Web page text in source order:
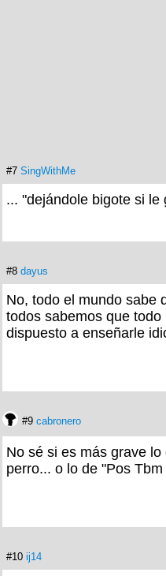
#7 SingWithMe
... "dejándole bigote si le
#8 dayus
No, todo el mundo sabe
todos sabemos que
dispuesto a enseñarle
#9 cabronero
No sé si es más grave
perro... o lo de "Pos
#10 ij14